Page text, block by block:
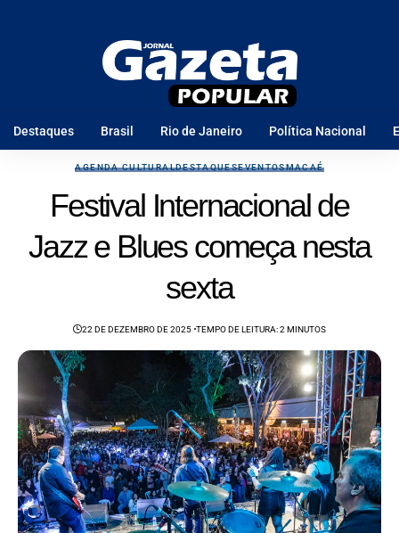
Destaques Brasil Rio de Janeiro Política Nacional
AGENDA CULTURALDESTAQUESEVENTOSMACAÉ
Festival Internacional de
Jazz e Blues começa nesta
sexta
22 DE DEZEMBRO DE 2025 TEMPO DE LEITURA: 2 MINUTOS